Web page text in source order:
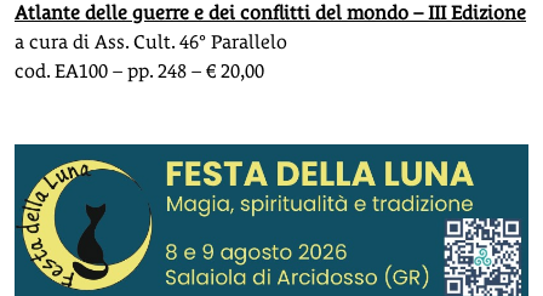
Atlante delle guerre e dei conflitti del mondo – III Edizione
a cura di Ass. Cult. 46° Parallelo
cod. EA100 – pp. 248 – € 20,00